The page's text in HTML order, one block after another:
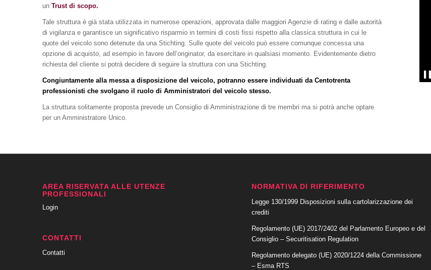
un Trust di scopo.
Tale struttura è già stata utilizzata in numerose operazioni, approvata dalle maggiori Agenzie di rating e dalle autorità
di vigilanza e garantisce un significativo risparmio in termini di costi fissi rispetto alla classica struttura in cui le
quote del veicolo sono detenute da una Stichting. Sulle quote del veicolo può essere comunque concessa una
opzione di acquisto, ad esempio in favore dell’originator, da esercitare in qualsiasi momento. Evidentemente dietro
richiesta del cliente si potrà decidere di seguire la struttura con una Stichting.
Congiuntamente alla messa a disposizione del veicolo, potranno essere individuati da Centotrenta
professionisti che svolgano il ruolo di Amministratori del veicolo stesso.
La struttura solitamente proposta prevede un Consiglio di Amministrazione di tre membri ma si potrà anche optare
per un Amministratore Unico.
AREA RISERVATA ALLE UTENZE
PROFESSIONALI
Login
CONTATTI
Contatti
NORMATIVA DI RIFERIMENTO
Legge 130/1999 Disposizioni sulla cartolarizzazione dei
crediti
Regolamento (UE) 2017/2402 del Parlamento Europeo e del
Consiglio – Securitisation Regulation
Regolamento delegato (UE) 2020/1224 della Commissione
– Esma RTS